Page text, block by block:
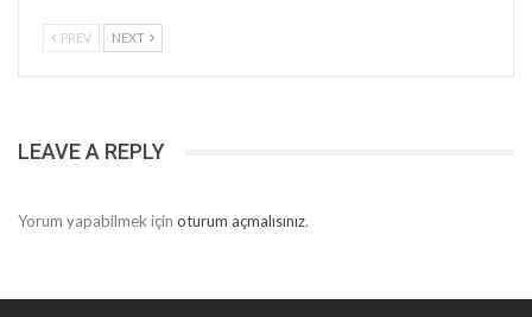
PREV NEXT
LEAVE A REPLY
Yorum yapabilmek için oturum açmalısınız.